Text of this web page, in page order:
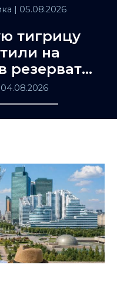
| 05.08.2026
тигрицу
на
резервате
| 04.08.2026